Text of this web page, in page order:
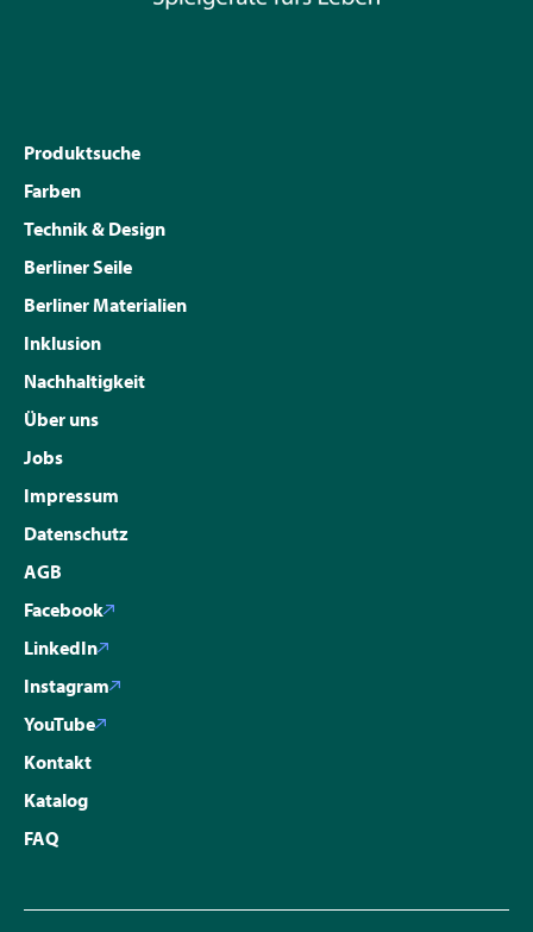
Produktsuche
Farben
Technik & Design
Berliner Seile
Berliner Materialien
Inklusion
Nachhaltigkeit
Über uns
Jobs
Impressum
Datenschutz
AGB
Facebook
LinkedIn
Instagram
YouTube
Kontakt
Katalog
FAQ